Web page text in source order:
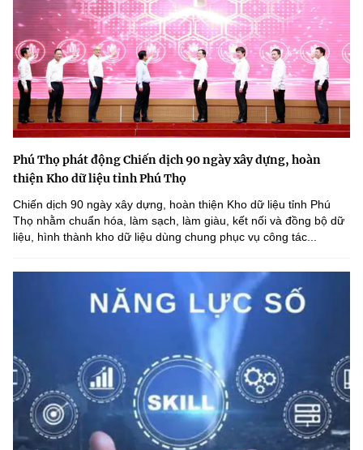
Phú Thọ phát động Chiến dịch 90 ngày xây dựng, hoàn
thiện Kho dữ liệu tỉnh Phú Thọ
Chiến dịch 90 ngày xây dựng, hoàn thiện Kho dữ liệu tỉnh Phú
Thọ nhằm chuẩn hóa, làm sạch, làm giàu, kết nối và đồng bộ dữ
liệu, hình thành kho dữ liệu dùng chung phục vụ công tác...